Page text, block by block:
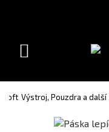
version(Slovak)
Toggle
Výstroj, Pouzdra a další